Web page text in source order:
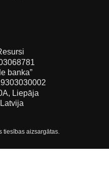
banka”
Liepāja
tiesības aizsargātas.